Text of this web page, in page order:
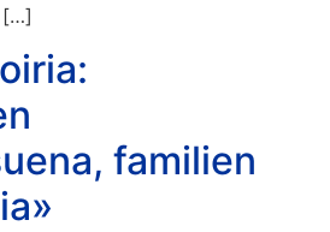
[…]
familien